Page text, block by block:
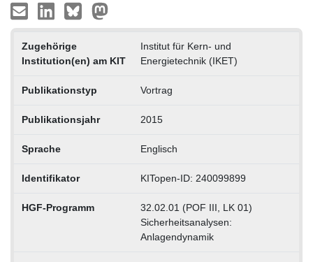
Zugehörige
Institution(en) am KIT
Institut für Kern- und
Energietechnik (IKET)
Publikationstyp Vortrag
Publikationsjahr 2015
Sprache Englisch
Identifikator KITopen-ID: 240099899
HGF-Programm
32.02.01 (POF III, LK 01)
Sicherheitsanalysen:
Anlagendynamik